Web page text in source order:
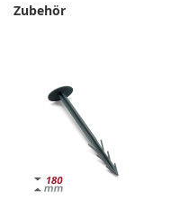
Zubehör